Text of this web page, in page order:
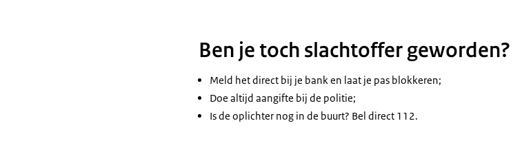
Ben je toch slachtoffer geworden?
Meld het direct bij je bank en laat je pas blokkeren;
Doe altijd aangifte bij de politie;
Is de oplichter nog in de buurt? Bel direct 112.